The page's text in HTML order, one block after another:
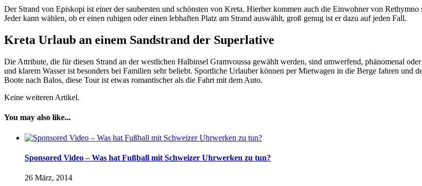
Der Strand von Episkopi ist einer der saubersten und schönsten von Kreta. Hierher kommen auch die Einwohner von
Jeder kann wählen, ob er einen ruhigen oder einen lebhaften Platz am Strand auswählt, groß genug ist er dazu auf jeden Fall.
Kreta Urlaub an einem Sandstrand der Superlative
Die Attribute, die für diesen Strand an der westlichen Halbinsel Gramvoussa gewählt werden, sind umwerfend, phänomenal
und klarem Wasser ist besonders bei Familien sehr beliebt. Sportliche Urlauber können per Mietwagen in die Berge fahren
Boote nach Balos, diese Tour ist etwas romantischer als die Fahrt mit dem Auto.
Keine weiteren Artikel.
You may also like...
Sponsored Video – Was hat Fußball mit Schweizer Uhrwerken zu tun?
26 März, 2014